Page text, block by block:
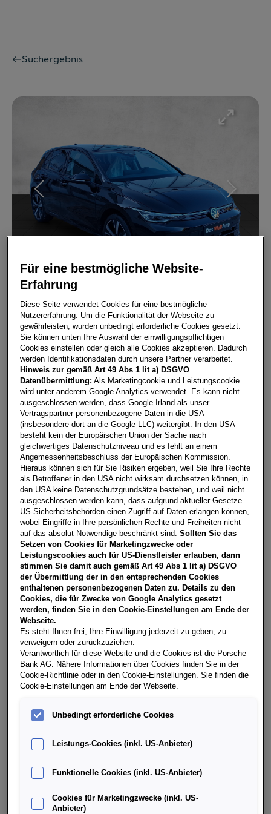
Suchergebnis
Golf Rabbit mHEV DSG
8931 Großreifling
Leasing Kredit
€298,73**
pro Monat
Laufzeit
60 Monate
pro Jahr
15.000 km
Eigenleistung
€5.000
Händler kontaktieren
Online-Abschluss anfragen
**Freibleibendes Musterangebot für Restwert Leasing inkl.
USt, NoVA, zzgl. gesetzl. Vertragsgebühr EUR 151,29 und
Bearbeitungskosten EUR 0,00. Gesamtleasingbetrag EUR
28.490,00, Restwert EUR 12.476,10, Sollzinssatz 7,29%
variabel, Effektivzinssatz 8,40% variabel, Gesamtbetrag
EUR 35.551,19. Ihr Verkaufsberater freut sich darauf, Ihnen
ein individuelles Angebot erstellen zu können.
Teilen PDF herunterladen
Weitere Infos & Daten
Fahrzeugdaten
Finanzierung über die Porsche Bank
Händlerinformation
Für eine bestmögliche Website-
Erfahrung
Diese Seite verwendet Cookies für eine bestmögliche
Nutzererfahrung. Um die Funktionalität der Webseite zu
gewährleisten, wurden unbedingt erforderliche Cookies gesetzt.
Sie können unten Ihre Auswahl der einwilligungspflichtigen
Cookies einstellen oder gleich alle Cookies akzeptieren. Dadurch
werden Identifikationsdaten durch unsere Partner verarbeitet.
Hinweis zur gemäß Art 49 Abs 1 lit a) DSGVO
Datenübermittlung: Als Marketingcookie und Leistungscookie
wird unter anderem Google Analytics verwendet. Es kann nicht
ausgeschlossen werden, dass Google Irland als unser
Vertragspartner personenbezogene Daten in die USA
(insbesondere dort an die Google LLC) weitergibt. In den USA
besteht kein der Europäischen Union der Sache nach
gleichwertiges Datenschutzniveau und es fehlt an einem
Angemessenheitsbeschluss der Europäischen Kommission.
Hieraus können sich für Sie Risiken ergeben, weil Sie Ihre Rechte
als Betroffener in den USA nicht wirksam durchsetzen können, in
den USA keine Datenschutzgrundsätze bestehen, und weil nicht
ausgeschlossen werden kann, dass aufgrund aktueller Gesetze
US-Sicherheitsbehörden einen Zugriff auf Daten erlangen können,
wobei Eingriffe in Ihre persönlichen Rechte und Freiheiten nicht
auf das absolut Notwendige beschränkt sind.Sollten Sie das
Setzen von Cookies für Marketingzwecke oder
Leistungscookies auch für US-Dienstleister erlauben, dann
stimmen Sie damit auch gemäß Art 49 Abs 1 lit a) DSGVO
der Übermittlung der in den entsprechenden Cookies
enthaltenen personenbezogenen Daten zu. Details zu den
Cookies, die für Zwecke von Google Analytics gesetzt
werden, finden Sie in den Cookie-Einstellungen am Ende der
Webseite.
Es steht Ihnen frei, Ihre Einwilligung jederzeit zu geben, zu
verweigern oder zurückzuziehen.
Verantwortlich für diese Website und die Cookies ist die Porsche
Bank AG. Nähere Informationen über Cookies finden Sie in der
Cookie-Richtlinie oder in den Cookie-Einstellungen. Sie finden die
Cookie-Einstellungen am Ende der Webseite.
Unbedingt erforderliche Cookies
Leistungs-Cookies (inkl. US-Anbieter)
Funktionelle Cookies (inkl. US-Anbieter)
Cookies für Marketingzwecke (inkl. US-
Anbieter)